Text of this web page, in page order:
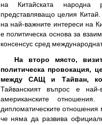
на Китайската народна
представляващо целия
на най-важните интереси на
е политическа основа за
консенсус сред
На второ място,
политическа провокация,
между САЩ и Тайван,
Тайванският въпрос е
американските
дипломатическите
че няма да развива